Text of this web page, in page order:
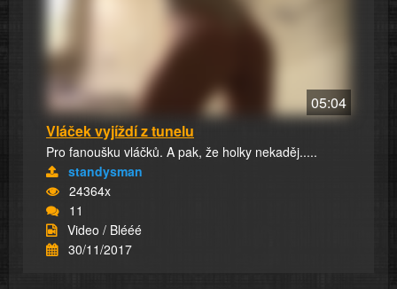
05:04
Vláček vyjíždí z tunelu
Pro fanoušku vláčků. A pak, že holky nekaděj.....
standysman
24364x
11
Video / Blééé
30/11/2017